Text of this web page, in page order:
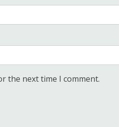
the next time I comment.